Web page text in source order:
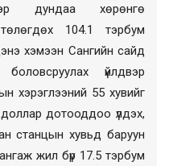
дундаа хөрөнгө
104.1 тэрбум
хэмээн Сангийн сайд
үйлдвэр
хэрэглээний 55 хувийг
дотооддоо үлдэх,
станцын хувьд баруун
жил бүр 17.5 тэрбум